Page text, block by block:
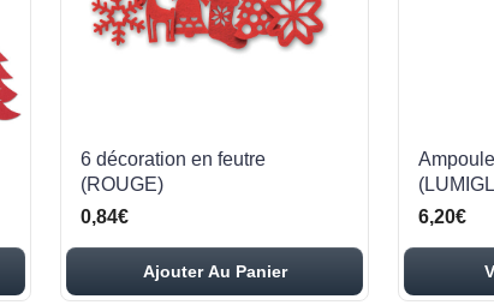
6 décoration en feutre
(ROUGE)
0,84€
Ajouter Au Panier
6,20€